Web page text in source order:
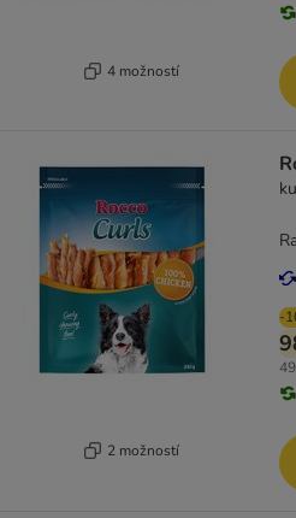
4 možností
2 možností
-